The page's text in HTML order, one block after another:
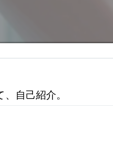
自己紹介。